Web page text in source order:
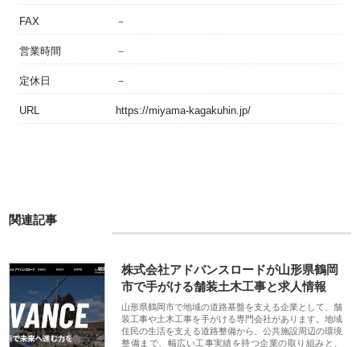
FAX －
営業時間 －
定休日 －
URL https://miyama-kagakuhin.jp/
関連記事
株式会社アドバンスロードが山形県鶴岡
市で手がける舗装土木工事と求人情報
山形県鶴岡市で地域の道路基盤を支える企業として、舗
装工事や土木工事を手がける専門会社があります。地域
住民の生活を支える道路整備から、公共施設周辺の環境
整備まで、幅広い工事実績を持つ企業の取り組みと、